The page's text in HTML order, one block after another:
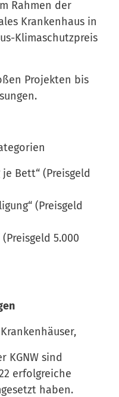
Rahmen der
Krank­en­haus in
Klimaschutzpreis
Projekten bis
je Bett“ (Preisgeld
(Preisgeld
5.000
KGNW sind
erfolgreiche
haben.